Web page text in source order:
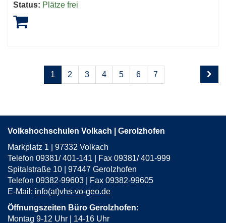
Status: Plätze frei
Seiten
blättern
1 2 3 4 5 6 7
Volkshochschulen Volkach | Gerolzhofen
Markplatz 1 | 97332 Volkach
Telefon 09381/ 401-141 | Fax 09381/ 401-999
Spitalstraße 10 | 97447 Gerolzhofen
Telefon 09382-99603 | Fax 09382-99605
E-Mail: info(at)vhs-vo-geo.de
Öffnungszeiten Büro Gerolzhofen:
Montag 9-12 Uhr | 14-16 Uhr